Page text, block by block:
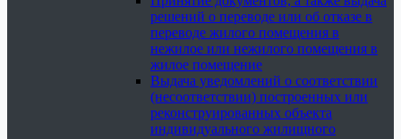
решений о переводе или об отказе в
переводе жилого помещения в
нежилое или нежилого помещения в
жилое помещение
Выдача уведомлений о соответствии
(несоответствии) построенных или
реконструированных объекта
индивидуального жилищного